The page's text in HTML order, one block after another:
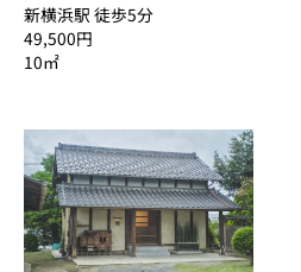
新横浜駅 徒歩5分
49,500円
10㎡